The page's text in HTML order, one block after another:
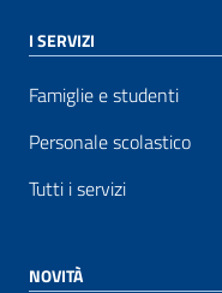
I SERVIZI
Famiglie e studenti
Personale scolastico
Tutti i servizi
NOVITÀ